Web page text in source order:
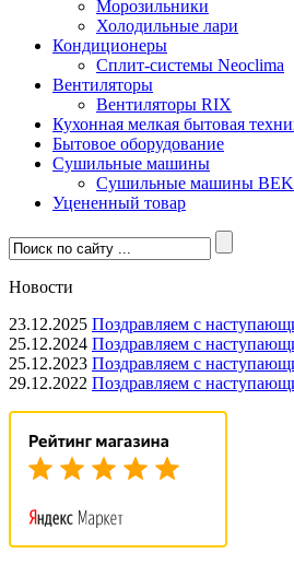
Морозильники
Холодильные лари
Кондиционеры
Сплит-системы Neoclima
Вентиляторы
Вентиляторы RIX
Кухонная мелкая бытовая
Бытовое оборудование
Сушильные машины
Сушильные машины
Уцененный товар
Новости
23.12.2025 Поздравляем с
25.12.2024 Поздравляем с
25.12.2023 Поздравляем с
29.12.2022 Поздравляем с